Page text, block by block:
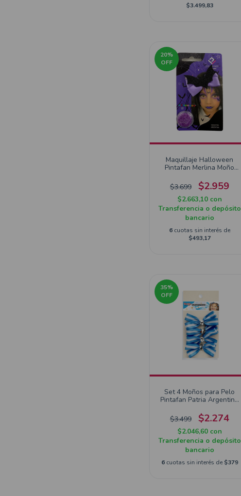
$3.499,83
20%
OFF
Maquillaje Halloween
Pintafan Merlina Moño
$3.699
$2.959
$2.663,10 con
Transferencia o depósito
bancario
6 cuotas sin interés de
$493,17
35%
OFF
Set 4 Moños para Pelo
Pintafan Patria Argentina
$3.499
$2.274
$2.046,60 con
Transferencia o depósito
bancario
6 cuotas sin interés de $379